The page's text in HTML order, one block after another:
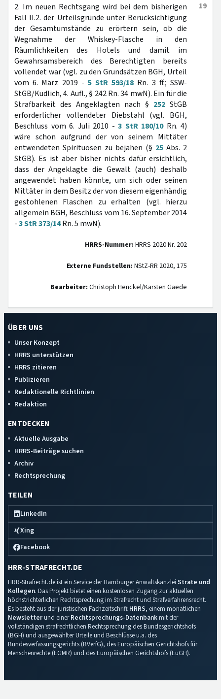
19
2. Im neuen Rechtsgang wird bei dem bisherigen
Fall II.2. der Urteilsgründe unter Berücksichtigung
der Gesamtumstände zu erörtern sein, ob die
Wegnahme der Whiskey-Flasche in den
Räumlichkeiten des Hotels und damit im
Gewahrsamsbereich des Berechtigten bereits
vollendet war (vgl. zu den Grundsätzen BGH, Urteil
vom 6. März 2019 - 5 StR 593/18 Rn. 3 ff.; SSW-
StGB/Kudlich, 4. Aufl., § 242 Rn. 34 mwN). Ein für die
Strafbarkeit des Angeklagten nach § 252 StGB
erforderlicher vollendeter Diebstahl (vgl. BGH,
Beschluss vom 6. Juli 2010 - 3 StR 180/10Rn. 4)
wäre schon aufgrund der von seinem Mittäter
entwendeten Spirituosen zu bejahen (§ 25 Abs. 2
StGB). Es ist aber bisher nichts dafür ersichtlich,
dass der Angeklagte die Gewalt (auch) deshalb
angewendet haben könnte, um sich oder seinen
Mittäter in dem Besitz der von diesem eigenhändig
gestohlenen Flaschen zu erhalten (vgl. hierzu
allgemein BGH, Beschluss vom 16. September 2014
-3 StR 373/14Rn. 5 mwN).
HRRS-Nummer: HRRS 2020 Nr. 202
Externe Fundstellen: NStZ-RR 2020, 175
Bearbeiter: Christoph Henckel/Karsten Gaede
ÜBER UNS
Unser Konzept
HRRS unterstützen
HRRS zitieren
Publizieren
Redaktionelle Richtlinien
Redaktion
ENTDECKEN
Aktuelle Ausgabe
HRRS-Beiträge suchen
Archiv
Rechtsprechung
TEILEN
LinkedIn
Xing
Facebook
HRR-STRAFRECHT.DE
HRR-Strafrecht.de ist ein Service der Hamburger Anwaltskanzlei Strate und
Kollegen. Das Projekt bietet einen kostenlosen Zugang zur aktuellen
höchstrichterlichen Rechtsprechung im Strafrecht und Strafverfahrensrecht.
Es besteht aus der juristischen Fachzeitschrift HRRS, einem monatlichen
Newsletterund einerRechtsprechungs-Datenbankmit der
vollständigen strafrechtlichen Rechtsprechung des Bundesgerichtshofs
(BGH) und ausgewählter Urteile und Beschlüsse u.a. des
Bundesverfassungsgerichts (BVerfG), des Europäischen Gerichtshofs für
Menschenrechte (EGMR) und des Europäischen Gerichtshofs (EuGH).
Impressum·Datenschutz